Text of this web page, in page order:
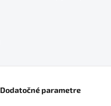
Dodatočné parametre